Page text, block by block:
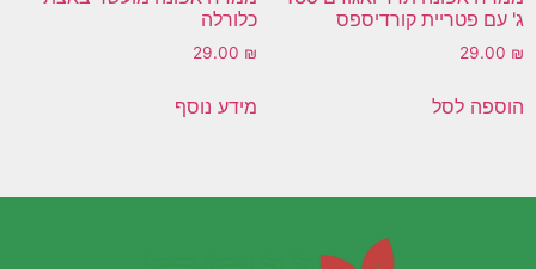
ג' עם פטריית קורדיספס
29.00 ₪
הוספה לסל
כלורלה
29.00 ₪
מידע נוסף